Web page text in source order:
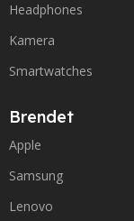
Headphones
Kamera
Smartwatches
Brendet
Apple
Samsung
Lenovo